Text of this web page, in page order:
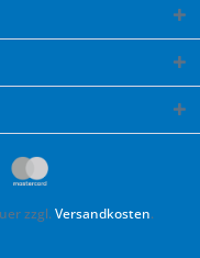
zzgl. Versandkosten.